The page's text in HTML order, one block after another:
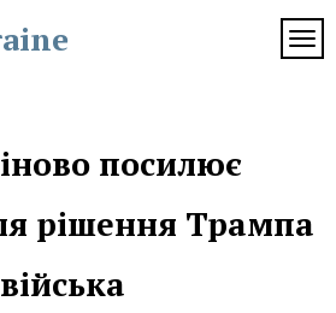
посилює
рішення Трампа